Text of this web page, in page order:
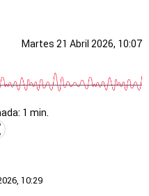
Martes 21 Abril 2026, 10:07
1 min.
10:29